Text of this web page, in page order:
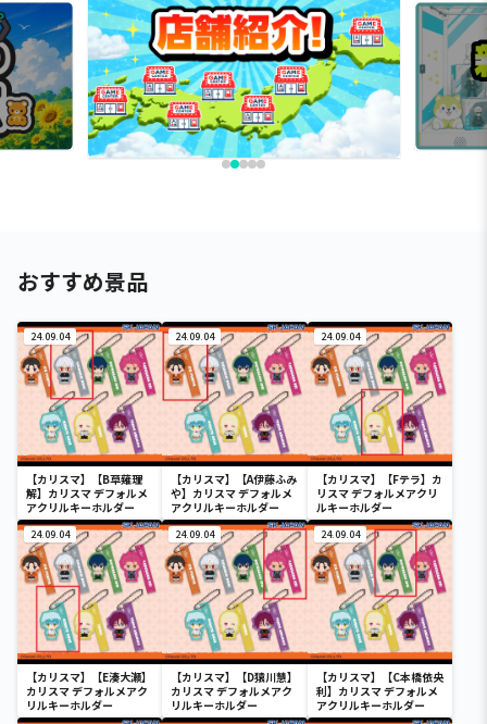
おすすめ景品
24.09.04
【カリスマ】【B草薙理
解】カリスマ デフォルメ
アクリルキーホルダー
24.09.04
【カリスマ】【A伊藤ふみ
や】カリスマ デフォルメ
アクリルキーホルダー
24.09.04
【カリスマ】【Fテラ】カ
リスマ デフォルメアクリ
ルキーホルダー
24.09.04
【カリスマ】【E湊大瀬】
カリスマ デフォルメアク
リルキーホルダー
24.09.04
【カリスマ】【D猿川慧】
カリスマ デフォルメアク
リルキーホルダー
24.09.04
【カリスマ】【C本橋依央
利】カリスマ デフォルメ
アクリルキーホルダー